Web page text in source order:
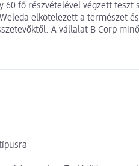
60 fő részvételével végzett
elkötelezett a természet
A vállalat B Corp